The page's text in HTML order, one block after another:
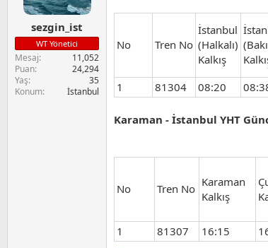
:
sezgin_ist
WT Yönetici
Mesaj
11,052
Puan
24,294
Yaş
35
Konum
İstanbul
No Tren No
İstanbul
(Halkalı)
Kalkış
1 81304 08:20
Karaman - İstanbul YHT
No Tren No Karaman
Kalkış
1
81307 16:15